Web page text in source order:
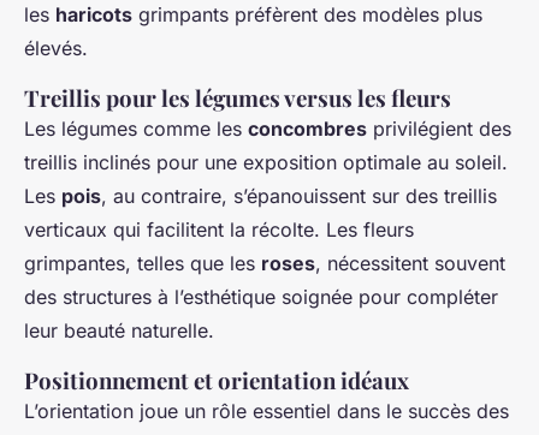
les haricots grimpants préfèrent des modèles plus
élevés.
Treillis pour les légumes versus les fleurs
Les légumes comme les concombres privilégient des
treillis inclinés pour une exposition optimale au soleil.
Les pois, au contraire, s’épanouissent sur des treillis
verticaux qui facilitent la récolte. Les fleurs
grimpantes, telles que les roses, nécessitent souvent
des structures à l’esthétique soignée pour compléter
leur beauté naturelle.
Positionnement et orientation idéaux
L’orientation joue un rôle essentiel dans le succès des